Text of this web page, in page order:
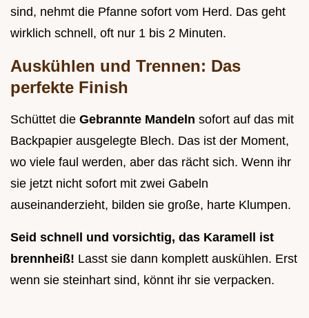
sind, nehmt die Pfanne sofort vom Herd. Das geht
wirklich schnell, oft nur 1 bis 2 Minuten.
Auskühlen und Trennen: Das
perfekte Finish
Schüttet die Gebrannte Mandeln sofort auf das mit
Backpapier ausgelegte Blech. Das ist der Moment,
wo viele faul werden, aber das rächt sich. Wenn ihr
sie jetzt nicht sofort mit zwei Gabeln
auseinanderzieht, bilden sie große, harte Klumpen.
Seid schnell und vorsichtig, das Karamell ist
brennheiß! Lasst sie dann komplett auskühlen. Erst
wenn sie steinhart sind, könnt ihr sie verpacken.